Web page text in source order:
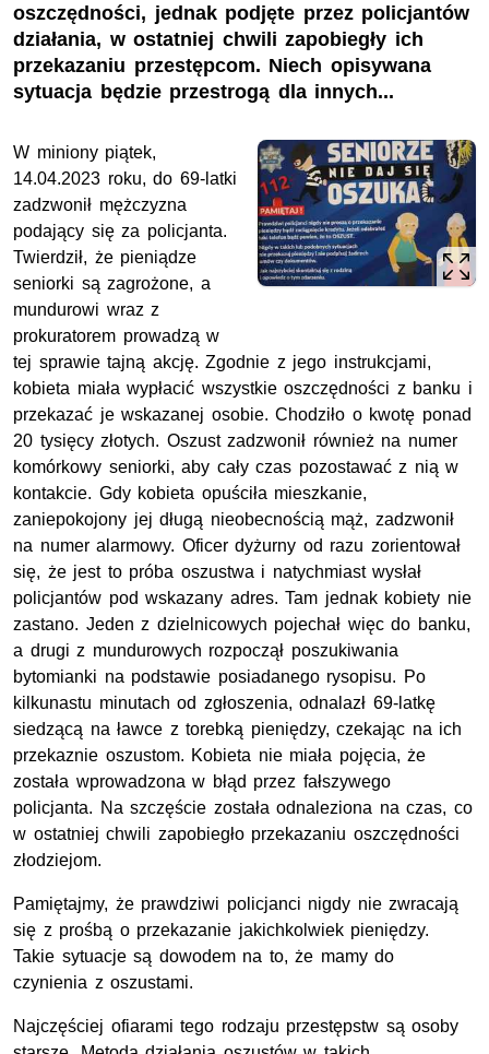
oszczędności, jednak podjęte przez policjantów
działania, w ostatniej chwili zapobiegły ich
przekazaniu przestępcom. Niech opisywana
sytuacja będzie przestrogą dla innych...
W miniony piątek,
14.04.2023 roku, do 69-latki
zadzwonił mężczyzna
podający się za policjanta.
Twierdził, że pieniądze
seniorki są zagrożone, a
mundurowi wraz z
prokuratorem prowadzą w
tej sprawie tajną akcję. Zgodnie z jego instrukcjami,
kobieta miała wypłacić wszystkie oszczędności z banku i
przekazać je wskazanej osobie. Chodziło o kwotę ponad
20 tysięcy złotych. Oszust zadzwonił również na numer
komórkowy seniorki, aby cały czas pozostawać z nią w
kontakcie. Gdy kobieta opuściła mieszkanie,
zaniepokojony jej długą nieobecnością mąż, zadzwonił
na numer alarmowy. Oficer dyżurny od razu zorientował
się, że jest to próba oszustwa i natychmiast wysłał
policjantów pod wskazany adres. Tam jednak kobiety nie
zastano. Jeden z dzielnicowych pojechał więc do banku,
a drugi z mundurowych rozpoczął poszukiwania
bytomianki na podstawie posiadanego rysopisu. Po
kilkunastu minutach od zgłoszenia, odnalazł 69-latkę
siedzącą na ławce z torebką pieniędzy, czekając na ich
przekaznie oszustom. Kobieta nie miała pojęcia, że
została wprowadzona w błąd przez fałszywego
policjanta. Na szczęście została odnaleziona na czas, co
w ostatniej chwili zapobiegło przekazaniu oszczędności
złodziejom.
Pamiętajmy, że prawdziwi policjanci nigdy nie zwracają
się z prośbą o przekazanie jakichkolwiek pieniędzy.
Takie sytuacje są dowodem na to, że mamy do
czynienia z oszustami.
Najczęściej ofiarami tego rodzaju przestępstw są osoby